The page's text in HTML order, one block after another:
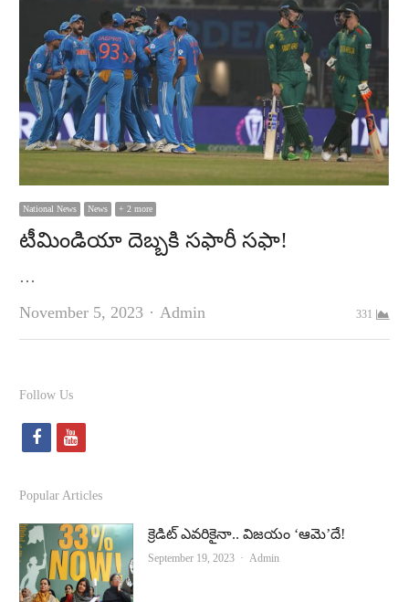
National News News + 2 more
టీమిండియా దెబ్బకి సఫారీ సఫా!
…
November 5, 2023
Author
Admin 331
Follow Us
f
c
e
b
o
y
u
t
u
b
Popular Articles
క్రెడిట్‌ ఎవరికైనా.. విజయం ‘ఆమె’దే!
September 19, 2023 Author
Admin